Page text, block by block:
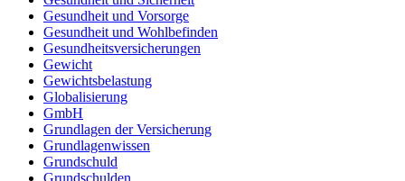
Gesundheit und Vorsorge
Gesundheit und Wohlbefinden
Gesundheitsversicherungen
Gewicht
Gewichtsbelastung
Globalisierung
GmbH
Grundlagen der Versicherung
Grundlagenwissen
Grundschuld